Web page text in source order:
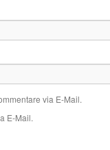
via E-Mail.
E-Mail.